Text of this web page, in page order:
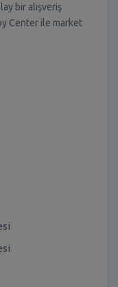
bir alışveriş
Center ile market